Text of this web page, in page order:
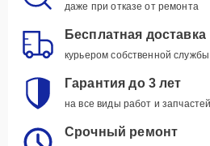
даже при отказе от ремонта
Бесплатная доставка
курьером собственной службы
Гарантия до 3 лет
на все виды работ и запчастей
Срочный ремонт